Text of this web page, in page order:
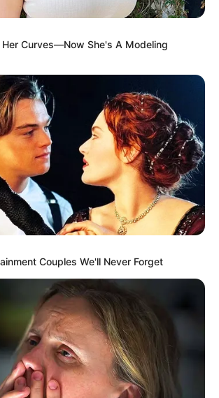
Curves—Now She's A Modeling
Couples We'll Never Forget